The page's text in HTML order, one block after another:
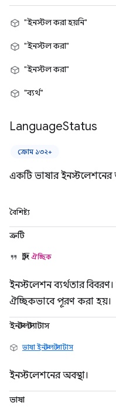
"ইনস্টল করা হয়নি"
"ইনস্টল করা"
"ইনস্টল করা"
"ব্যর্থ"
LanguageStatus
ক্রোম ১৩২+
একটি ভাষার ইনস্টলেশনের
বৈশিষ্ট্য
ত্রুটি
স্ট্রিং ঐচ্ছিক
ইনস্টলেশন ব্যর্থতার
ঐচ্ছিকভাবে পূরণ করা হয়।
ইনস্টলস্ট্যাটাস
ভাষা ইনস্টল স্ট্যাটাস
ইনস্টলেশনের অবস্থা।
ভাষা